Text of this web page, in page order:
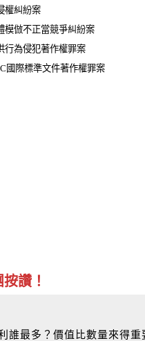
權糾紛案
模倣不正當競爭糾紛案
行為侵犯著作權罪案
國際標準文件著作權罪案
讚！
誰最多？價值比數量來得重